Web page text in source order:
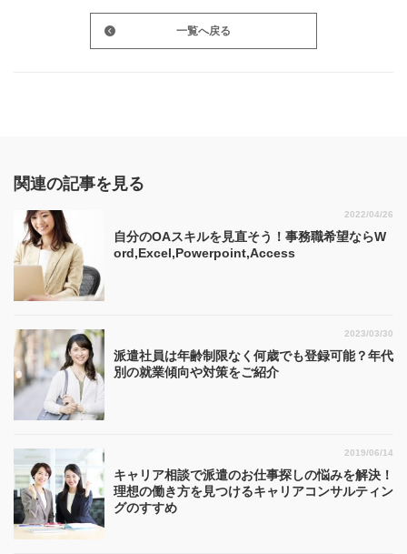
一覧へ戻る
関連の記事を見る
自分のOAスキルを見直そう！事務職希望ならW
ord,Excel,Powerpoint,Access
2022/04/26
派遣社員は年齢制限なく何歳でも登録可能？年代
別の就業傾向や対策をご紹介
2023/03/30
キャリア相談で派遣のお仕事探しの悩みを解決！
理想の働き方を見つけるキャリアコンサルティン
グのすすめ
2019/06/14